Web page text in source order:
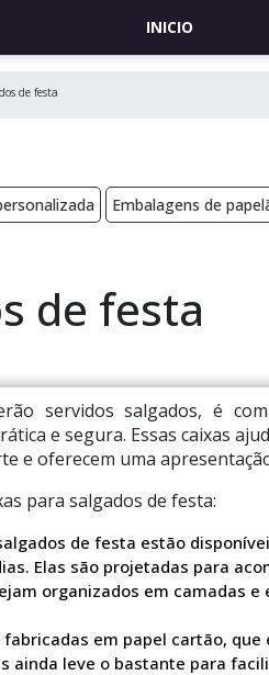
INICIO
de festa
Embalagens de
de festa
servidos salgados, é
e segura. Essas caixas
e oferecem uma
para salgados de festa:
de festa estão
Elas são projetadas para
organizados em camadas e
em papel cartão,
ainda leve o bastante para